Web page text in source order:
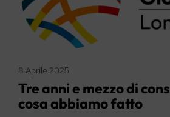
8 Aprile 2025
Tre anni e mezzo di
cosa abbiamo fatto